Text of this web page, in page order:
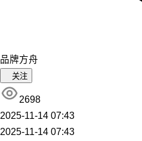
品牌方舟
关注
2698
2025-11-14 07:43
2025-11-14 07:43